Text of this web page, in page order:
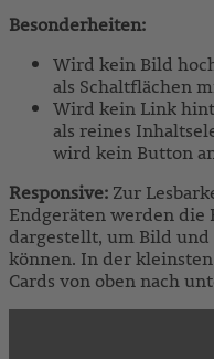
Besonderheiten:
Wird kein Bild
als Schaltflächen
Wird kein Link
als reines
wird kein Button
Responsive: Zur
Endgeräten werden
dargestellt, um Bild
können. In der
Cards von oben nach